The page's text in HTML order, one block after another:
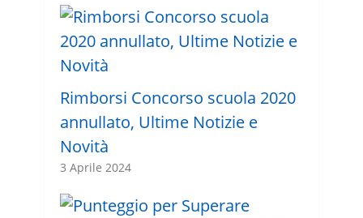
Rimborsi Concorso scuola 2020
annullato, Ultime Notizie e
Novità
3 Aprile 2024